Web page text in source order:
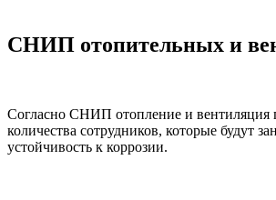
СНИП отопительных и
Согласно СНИП отопление и вентиляция
количества сотрудников, которые будут
устойчивость к коррозии.